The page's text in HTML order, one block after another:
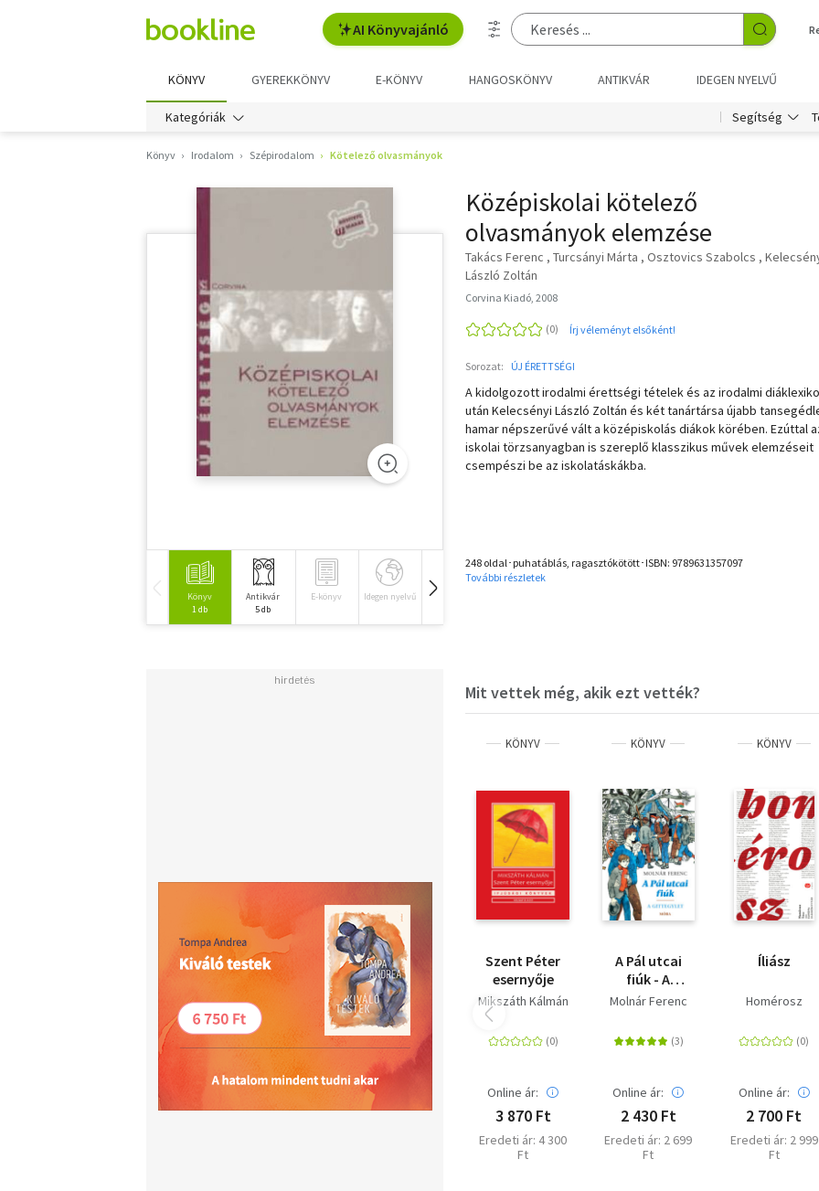
AI Könyvajánló
KÖNYV GYEREKKÖNYV E-KÖNYV HANGOSKÖNYV ANTIKVÁR IDEGEN NYELVŰ
Kategóriák Segítség
Könyv Irodalom Szépirodalom Kötelező olvasmányok
Könyv
1 db
Antikvár
5 db
E-könyv Idegen nyelvű Hangoskönyv
Középiskolai kötelező
olvasmányok elemzése
Takács Ferenc Turcsányi Márta Osztovics Szabolcs
László Zoltán
Corvina Kiadó, 2008
Írj véleményt elsőként!
Sorozat: ÚJ ÉRETTSÉGI
A kidolgozott irodalmi érettségi tételek és az irodalmi
után Kelecsényi László Zoltán és két tanártársa újabb
hamar népszerűvé vált a középiskolás diákok körében. Ezúttal
iskolai törzsanyagban is szereplő klasszikus művek elemzéseit
csempészi be az iskolatáskákba.
248 oldal･puhatáblás, ragasztókötött･ISBN: 9789631357097
További részletek
Mit vettek még, akik ezt vették?
KÖNYV
Szent Péter
esernyője
Mikszáth Kálmán
Online ár:
3 870 Ft
Eredeti ár: 4 300
Ft
KÖNYV
A Pál utcai
fiúk - A
Gittegylet -
Molnár Ferenc
Online ár:
2 430 Ft
Eredeti ár: 2 699
Ft
KÖNYV
Íliász
Homérosz
Online ár:
2 700 Ft
Eredeti ár: 2 999
Ft